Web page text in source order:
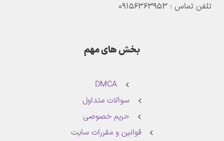
تلفن تماس : ۰۹۱۵۶۳۶۳۹۵۳
بخش های مهم
DMCA
سوالات متداول
حریم خصوصی
قوانین و مقررات سایت